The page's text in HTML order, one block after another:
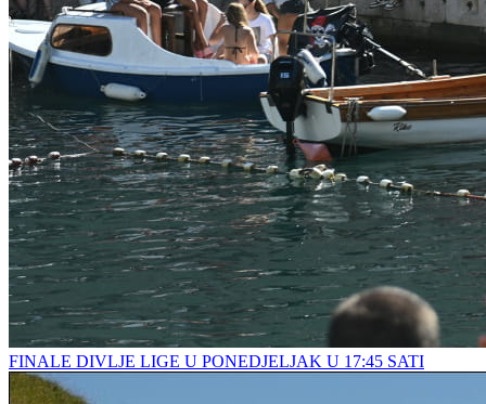
FINALE DIVLJE LIGE U PONEDJELJAK U 17:45 SATI